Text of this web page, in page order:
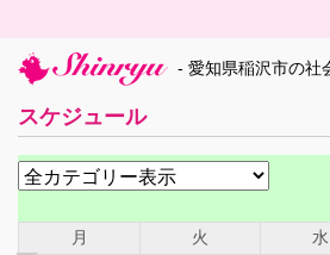
- 愛知県稲沢市の社
スケジュール
月 火 水